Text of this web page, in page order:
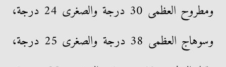
ومطروح العظمى 30 درجة والصغرى 24 درجة،
وسوهاج العظمى 38 درجة والصغرى 25 درجة،